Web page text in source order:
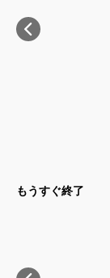
もうすぐ終了